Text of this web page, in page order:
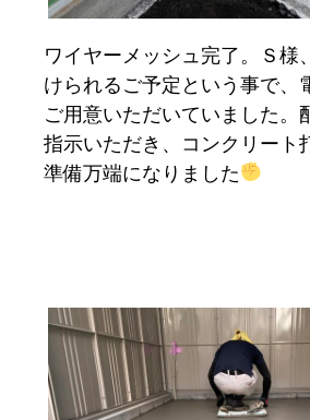
ワイヤーメッシュ完了。Ｓ様
けられるご予定という事で、
ご用意いただいていました。
指示いただき、コンクリート
準備万端になりました